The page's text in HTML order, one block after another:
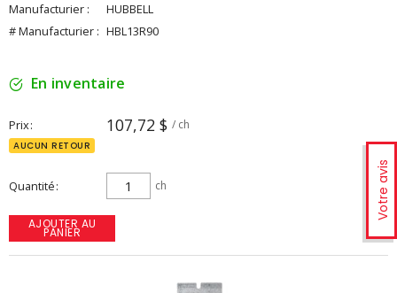
Votre avis
Manufacturier :
HUBBELL
# Manufacturier : HBL13R90
En inventaire
Prix 107,72 $ / ch
AUCUN RETOUR
Quantité ch
AJOUTER AU
PANIER